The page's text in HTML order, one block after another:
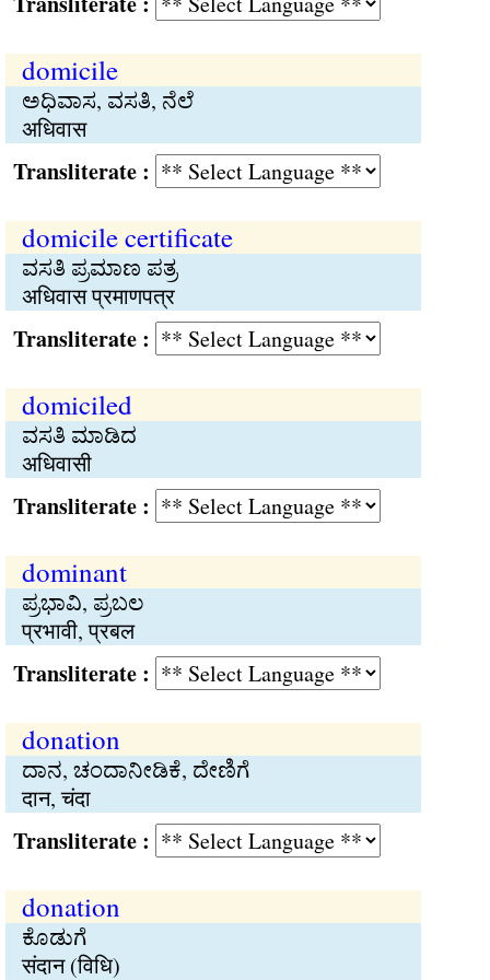
domicile
ಅಧಿವಾಸ, ವಸತಿ, ನೆಲೆ
अधिवास
:
domicile certificate
ವಸತಿ ಪ್ರಮಾಣ ಪತ್ರ
अधिवास प्रमाणपत्र
:
domiciled
ವಸತಿ ಮಾಡಿದ
अधिवासी
:
dominant
ಪ್ರಭಾವಿ, ಪ್ರಬಲ
प्रभावी, प्रबल
:
donation
ದಾನ, ಚಂದಾನೀಡಿಕೆ, ದೇಣಿಗೆ
दान, चंदा
:
donation
ಕೊಡುಗೆ
संदान (विधि)